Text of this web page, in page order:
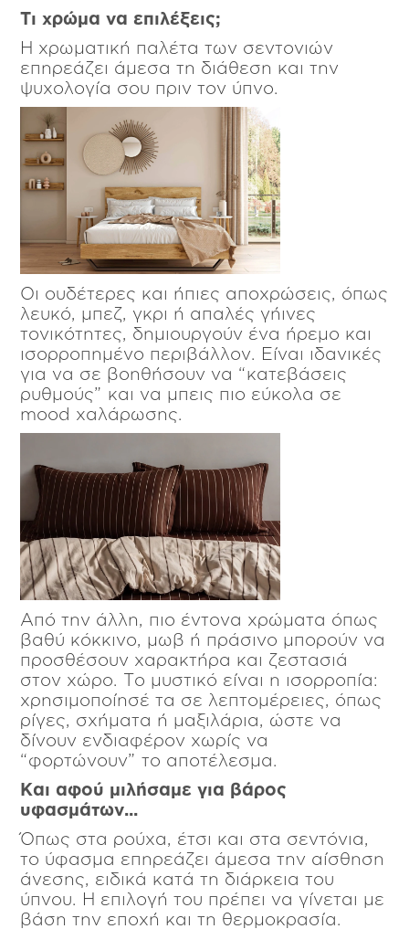
Τι χρώμα να επιλέξεις;
Η χρωματική παλέτα των σεντονιών
επηρεάζει άμεσα τη διάθεση και την
ψυχολογία σου πριν τον ύπνο.
Οι ουδέτερες και ήπιες αποχρώσεις, όπως
λευκό, μπεζ, γκρι ή απαλές γήινες
τονικότητες, δημιουργούν ένα ήρεμο και
ισορροπημένο περιβάλλον. Είναι ιδανικές
για να σε βοηθήσουν να “κατεβάσεις
ρυθμούς” και να μπεις πιο εύκολα σε
mood χαλάρωσης.
Από την άλλη, πιο έντονα χρώματα όπως
βαθύ κόκκινο, μωβ ή πράσινο μπορούν να
προσθέσουν χαρακτήρα και ζεστασιά
στον χώρο. Το μυστικό είναι η ισορροπία:
χρησιμοποίησέ τα σε λεπτομέρειες, όπως
ρίγες, σχήματα ή μαξιλάρια, ώστε να
δίνουν ενδιαφέρον χωρίς να
“φορτώνουν” το αποτέλεσμα.
Και αφού μιλήσαμε για βάρος
υφασμάτων...
Όπως στα ρούχα, έτσι και στα σεντόνια,
το ύφασμα επηρεάζει άμεσα την αίσθηση
άνεσης, ειδικά κατά τη διάρκεια του
ύπνου. Η επιλογή του πρέπει να γίνεται με
βάση την εποχή και τη θερμοκρασία.